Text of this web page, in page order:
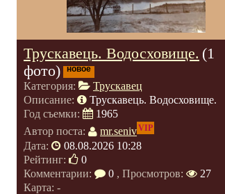
Трускавець. Водосховище. (1
фото)
новое
Категория:
Трускавец
Описание:
Трускавець. Водосховище.
Год съемки:
1965
Автор поста:
mr.senivVIP
Дата:
08.08.2026 10:28
Рейтинг:
0
Комментарии:
0 , Просмотров:
27
Карта: -